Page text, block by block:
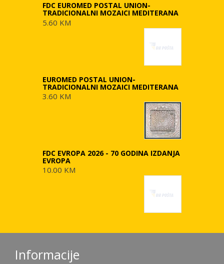
FDC EUROMED POSTAL UNION-
TRADICIONALNI MOZAICI MEDITERANA
5.60 KM
EUROMED POSTAL UNION-
TRADICIONALNI MOZAICI MEDITERANA
3.60 KM
FDC EVROPA 2026 - 70 GODINA IZDANJA
EVROPA
10.00 KM
Informacije